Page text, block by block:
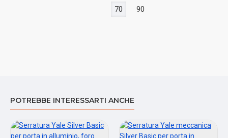
70
90
POTREBBE INTERESSARTI ANCHE